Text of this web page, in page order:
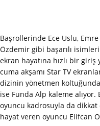
Başrollerinde Ece Uslu, Emre
Özdemir gibi başarılı
ekran hayatına hızlı bir
cuma akşamı Star TV
dizinin yönetmen
ise Funda Alp kaleme
oyuncu kadrosuyla da
hayat veren oyuncu Elifcan